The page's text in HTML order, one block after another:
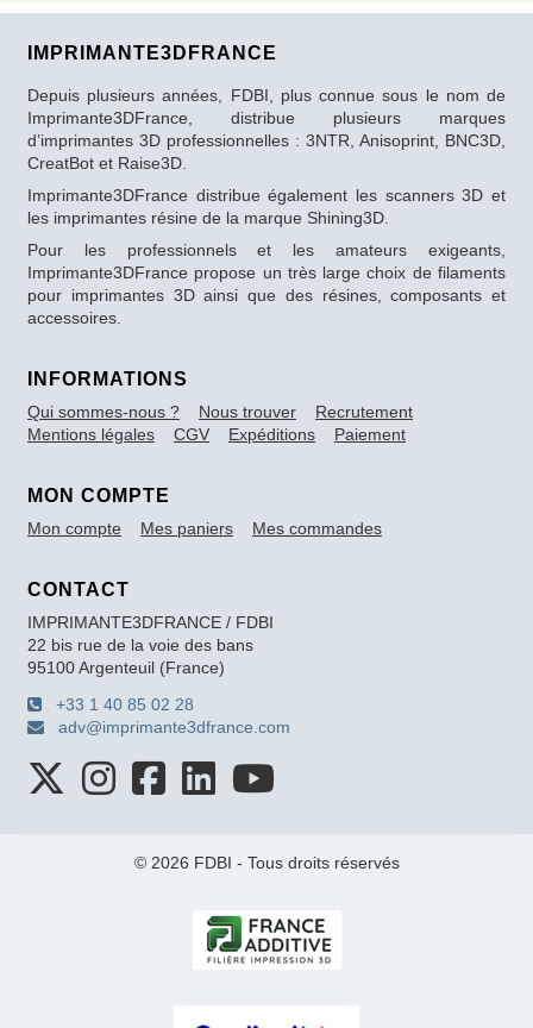
IMPRIMANTE3DFRANCE
Depuis plusieurs années, FDBI, plus connue sous le nom de
Imprimante3DFrance, distribue plusieurs marques
d’imprimantes 3D professionnelles : 3NTR, Anisoprint, BNC3D,
CreatBot et Raise3D.
Imprimante3DFrance distribue également les scanners 3D et
les imprimantes résine de la marque Shining3D.
Pour les professionnels et les amateurs exigeants,
Imprimante3DFrance propose un très large choix de filaments
pour imprimantes 3D ainsi que des résines, composants et
accessoires.
INFORMATIONS
Qui sommes-nous ? Nous trouver
Recrutement
Mentions légales
CGV Expéditions Paiement
MON COMPTE
Mon compte Mes paniers Mes commandes
CONTACT
IMPRIMANTE3DFRANCE / FDBI
22 bis rue de la voie des bans
95100 Argenteuil (France)
+33 1 40 85 02 28
adv@imprimante3dfrance.com
© 2026 FDBI - Tous droits réservés